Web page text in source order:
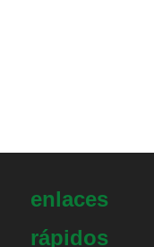
enlaces
rápidos